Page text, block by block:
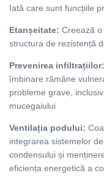
Iată care sunt funcțiile
Etanșeitate: Creează
structura de rezistență
Prevenirea infiltrațiilor:
îmbinare rămâne
probleme grave,
mucegaiului
Ventilația podului:
integrarea sistemelor
condensului și
eficiența energetică a